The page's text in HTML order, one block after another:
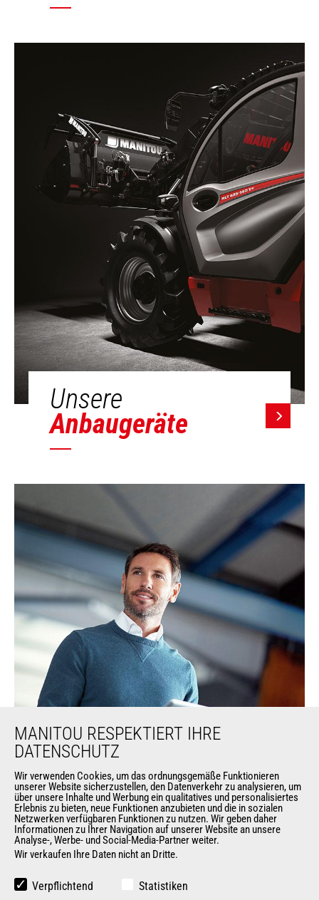
Unsere
Anbaugeräte
Unsere
Dienstleistungen
MANITOU RESPEKTIERT IHRE
DATENSCHUTZ
Wir verwenden Cookies, um das ordnungsgemäße Funktionieren
unserer Website sicherzustellen, den Datenverkehr zu analysieren, um
über unsere Inhalte und Werbung ein qualitatives und personalisiertes
Erlebnis zu bieten, neue Funktionen anzubieten und die in sozialen
Netzwerken verfügbaren Funktionen zu nutzen. Wir geben daher
Informationen zu Ihrer Navigation auf unserer Website an unsere
Analyse-, Werbe- und Social-Media-Partner weiter.
Wir verkaufen Ihre Daten nicht an Dritte.
Verpflichtend Statistiken